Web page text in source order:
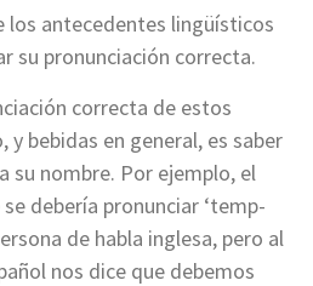
los antecedentes lingüísticos
su pronunciación correcta.
correcta de estos
bebidas en general, es saber
su nombre. Por ejemplo, el
debería pronunciar ‘temp-
de habla inglesa, pero al
nos dice que debemos